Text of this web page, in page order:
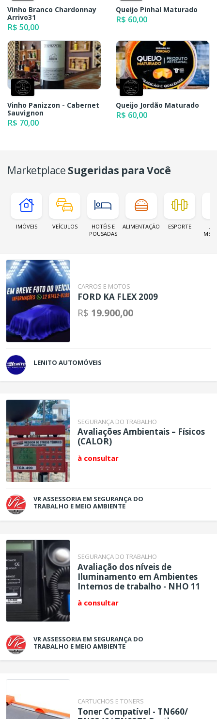
Vinho Branco Chardonnay
Arrivo31
R$ 50,00
Queijo Pinhal Maturado
R$ 60,00
Vinho Panizzon - Cabernet
Sauvignon
R$ 70,00
Queijo Jordão Maturado
R$ 60,00
Marketplace Sugeridas para Você
IMÓVEIS VEÍCULOS
HOTÉIS E
POUSADAS
ALIMENTAÇÃO ESPORTE
CARROS E MOTOS
FORD KA FLEX 2009
R$ 19.900,00
LENITO AUTOMÓVEIS
SEGURANÇA DO TRABALHO
Avaliações Ambientais – Físicos
(CALOR)
à consultar
VR ASSESSORIA EM SEGURANÇA DO
TRABALHO E MEIO AMBIENTE
SEGURANÇA DO TRABALHO
Avaliação dos níveis de
Iluminamento em Ambientes
Internos de trabalho - NHO 11
à consultar
VR ASSESSORIA EM SEGURANÇA DO
TRABALHO E MEIO AMBIENTE
CARTUCHOS E TONERS
Toner Compatível - TN660/